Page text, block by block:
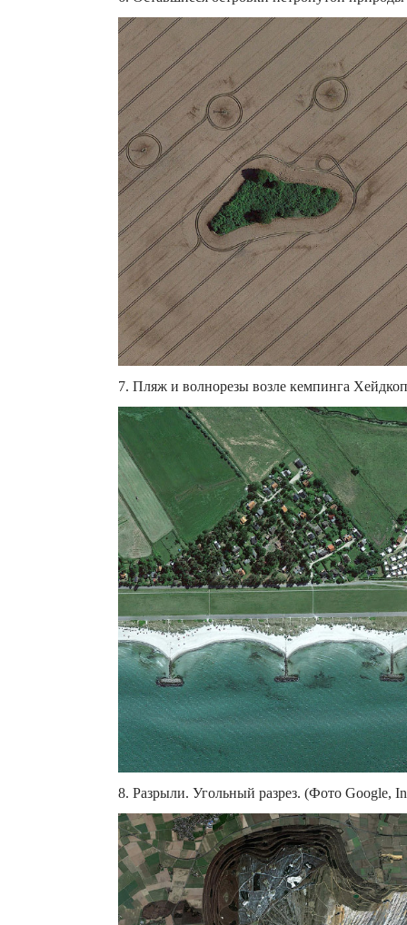
7. Пляж и волнорезы возле кемпинга
8. Разрыли. Угольный разрез. (Фото Google,